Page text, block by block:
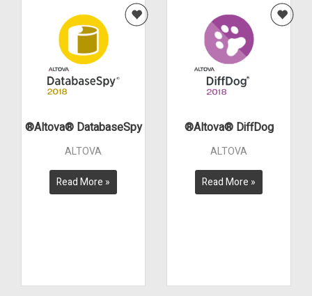
Altova® DatabaseSpy®
ALTOVA
Read More »
Altova® DiffDog®
ALTOVA
Read More »